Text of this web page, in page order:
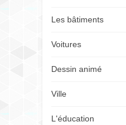
Les bâtiments
Voitures
Dessin animé
Ville
L'éducation